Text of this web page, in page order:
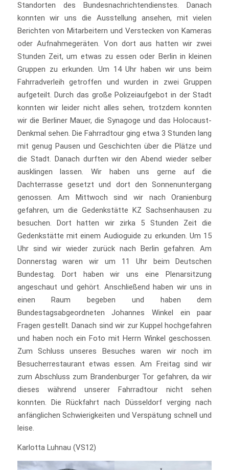
Standorten des Bundesnachrichtendienstes. Danach
konnten wir uns die Ausstellung ansehen, mit vielen
Berichten von Mitarbeitern und Verstecken von Kameras
oder Aufnahmegeräten. Von dort aus hatten wir zwei
Stunden Zeit, um etwas zu essen oder Berlin in kleinen
Gruppen zu erkunden. Um 14 Uhr haben wir uns beim
Fahrradverleih getroffen und wurden in zwei Gruppen
aufgeteilt. Durch das große Polizeiaufgebot in der Stadt
konnten wir leider nicht alles sehen, trotzdem konnten
wir die Berliner Mauer, die Synagoge und das Holocaust-
Denkmal sehen. Die Fahrradtour ging etwa 3 Stunden lang
mit genug Pausen und Geschichten über die Plätze und
die Stadt. Danach durften wir den Abend wieder selber
ausklingen lassen. Wir haben uns gerne auf die
Dachterrasse gesetzt und dort den Sonnenuntergang
genossen. Am Mittwoch sind wir nach Oranienburg
gefahren, um die Gedenkstätte KZ Sachsenhausen zu
besuchen. Dort hatten wir zirka 5 Stunden Zeit die
Gedenkstätte mit einem Audioguide zu erkunden. Um 15
Uhr sind wir wieder zurück nach Berlin gefahren. Am
Donnerstag waren wir um 11 Uhr beim Deutschen
Bundestag. Dort haben wir uns eine Plenarsitzung
angeschaut und gehört. Anschließend haben wir uns in
einen Raum begeben und haben dem
Bundestagsabgeordneten Johannes Winkel ein paar
Fragen gestellt. Danach sind wir zur Kuppel hochgefahren
und haben noch ein Foto mit Herrn Winkel geschossen.
Zum Schluss unseres Besuches waren wir noch im
Besucherrestaurant etwas essen. Am Freitag sind wir
zum Abschluss zum Brandenburger Tor gefahren, da wir
dieses während unserer Fahrradtour nicht sehen
konnten. Die Rückfahrt nach Düsseldorf verging nach
anfänglichen Schwierigkeiten und Verspätung schnell und
leise.
Karlotta Luhnau (VS12)